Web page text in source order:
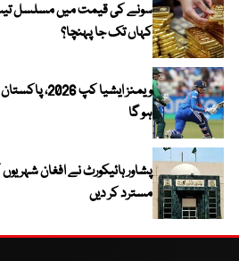
سونے کی قیمت میں مسلسل
کہاں تک جا پہنچا؟
ویمنز ایشیا
ہو گا
پشاور ہائیکورٹ نے افغان
مسترد کر دیں